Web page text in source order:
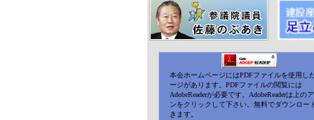
本会ホームページにはPDFファイルを使用し
ージがあります。PDFファイルの閲覧には
AdobeReaderが必要です。AdobeReaderは上の
ンをクリックして下さい。無料でダウンロー
きます。